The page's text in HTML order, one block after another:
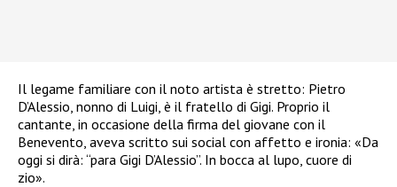
Il legame familiare con il noto artista è stretto: Pietro
D’Alessio, nonno di Luigi, è il fratello di Gigi. Proprio il
cantante, in occasione della firma del giovane con il
Benevento, aveva scritto sui social con affetto e ironia: «Da
oggi si dirà: “para Gigi D’Alessio”. In bocca al lupo, cuore di
zio».